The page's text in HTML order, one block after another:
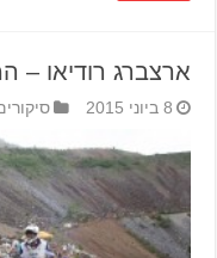
ארצברג רודיאו –
8 ביוני 2015